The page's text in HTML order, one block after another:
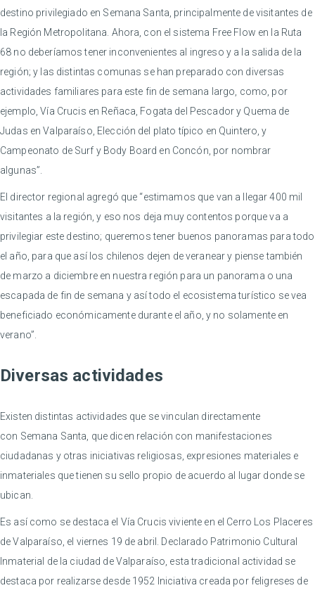
destino privilegiado en Semana Santa, principalmente de visitantes de
la Región Metropolitana. Ahora, con el sistema Free Flow en la Ruta
68 no deberíamos tener inconvenientes al ingreso y a la salida de la
región; y las distintas comunas se han preparado con diversas
actividades familiares para este fin de semana largo, como, por
ejemplo, Vía Crucis en Reñaca, Fogata del Pescador y Quema de
Judas en Valparaíso, Elección del plato típico en Quintero, y
Campeonato de Surf y Body Board en Concón, por nombrar
algunas”.
El director regional agregó que “estimamos que van a llegar 400 mil
visitantes a la región, y eso nos deja muy contentos porque va a
privilegiar este destino; queremos tener buenos panoramas para todo
el año, para que así los chilenos dejen de veranear y piense también
de marzo a diciembre en nuestra región para un panorama o una
escapada de fin de semana y así todo el ecosistema turístico se vea
beneficiado económicamente durante el año, y no solamente en
verano”.
Diversas actividades
Existen distintas actividades que se vinculan directamente
con Semana Santa, que dicen relación con manifestaciones
ciudadanas y otras iniciativas religiosas, expresiones materiales e
inmateriales que tienen su sello propio de acuerdo al lugar donde se
ubican.
Es así como se destaca el Vía Crucis viviente en el Cerro Los Placeres
de Valparaíso, el viernes 19 de abril. Declarado Patrimonio Cultural
Inmaterial de la ciudad de Valparaíso, esta tradicional actividad se
destaca por realizarse desde 1952 Iniciativa creada por feligreses de